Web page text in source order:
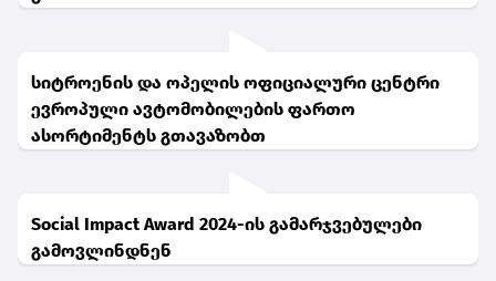
სიტროენის და ოპელის ოფიციალური ცენტრი
ევროპული ავტომობილების ფართო
ასორტიმენტს გთავაზობთ
Social Impact Award 2024-ის გამარჯვებულები
გამოვლინდნენ